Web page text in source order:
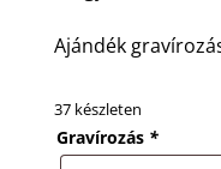
Ajándék
37 készleten
Gravírozás *